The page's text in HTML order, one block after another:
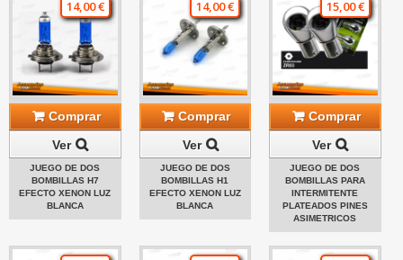
14,00 €
Comprar
Ver
JUEGO DE DOS
BOMBILLAS H7
EFECTO XENON LUZ
BLANCA
14,00 €
Comprar
Ver
JUEGO DE DOS
BOMBILLAS H1
EFECTO XENON LUZ
BLANCA
15,00 €
Comprar
Ver
JUEGO DE DOS
BOMBILLAS PARA
INTERMITENTE
PLATEADOS PINES
ASIMETRICOS